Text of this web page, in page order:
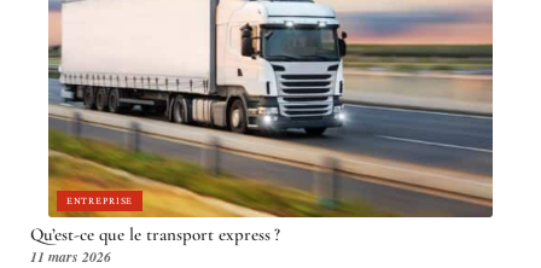
ENTREPRISE
Qu’est-ce que le transport express ?
11 mars 2026